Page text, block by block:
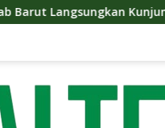
Kaji Tiru Ke